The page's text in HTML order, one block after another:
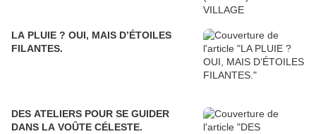
LA PLUIE ? OUI, MAIS D’ÉTOILES
FILANTES.
DES ATELIERS POUR SE GUIDER
DANS LA VOÛTE CÉLESTE.